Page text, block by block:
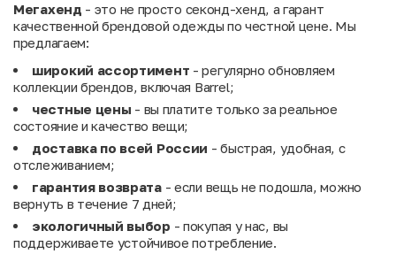
Мегахенд - это не просто секонд-хенд, а гарант
качественной брендовой одежды по честной цене. Мы
предлагаем:
широкий ассортимент - регулярно обновляем
коллекции брендов, включая Barrel;
честные цены - вы платите только за реальное
состояние и качество вещи;
доставка по всей России - быстрая, удобная, с
отслеживанием;
гарантия возврата- если вещь не подошла, можно
вернуть в течение 7 дней;
экологичный выбор - покупая у нас, вы
поддерживаете устойчивое потребление.